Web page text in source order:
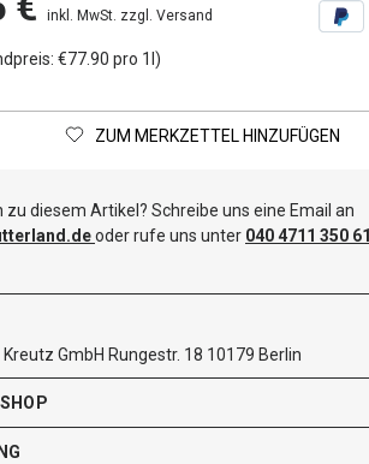
inkl. MwSt. zzgl. Versand
€77.90 pro 1l)
ZUM MERKZETTEL HINZUFÜGEN
zu diesem Artikel? Schreibe uns eine Email an
oder rufe uns unter 040 4711 350 61
GmbH Rungestr. 18 10179 Berlin